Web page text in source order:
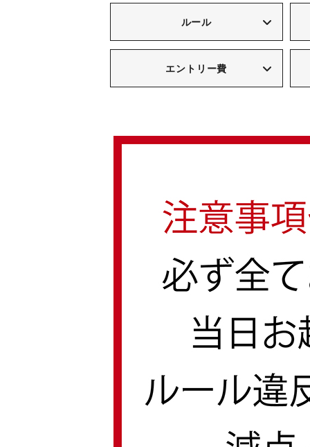
ルール
エントリー費